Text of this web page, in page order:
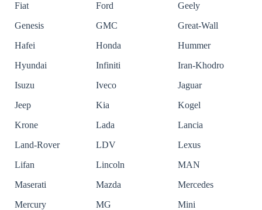
Fiat
Ford
Geely
Genesis
GMC
Great-Wall
Hafei
Honda
Hummer
Hyundai
Infiniti
Iran-Khodro
Isuzu
Iveco
Jaguar
Jeep
Kia
Kogel
Krone
Lada
Lancia
Land-Rover
LDV
Lexus
Lifan
Lincoln
MAN
Maserati
Mazda
Mercedes
Mercury
MG
Mini